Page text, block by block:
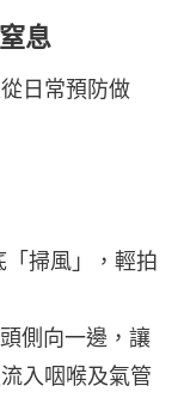
息
日常預防做
掃風」，輕拍
側向一邊，讓
入咽喉及氣管